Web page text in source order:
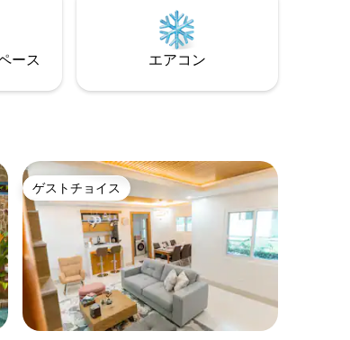
ー⁠ス エアコン
ゲストチョイス
ゲストチョイス